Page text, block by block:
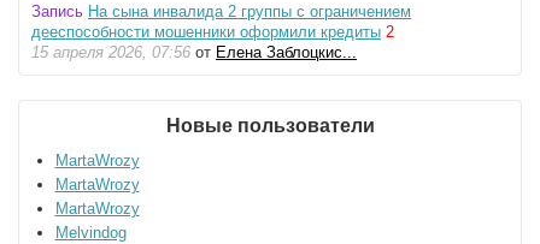
Запись На сына инвалида 2 группы с ограничением
дееспособности мошенники оформили кредиты 2
15 апреля 2026, 07:56 от Елена Заблоцкис...
Новые пользователи
MartaWrozy
MartaWrozy
MartaWrozy
Melvindog